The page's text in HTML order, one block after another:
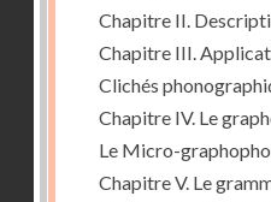
Chapitre II.
Chapitre III.
Clichés
Chapitre IV. Le
Le Micro-
Chapitre V. Le